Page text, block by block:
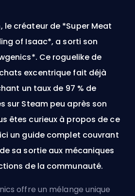
le créateur de *Super Meat
of Isaac*, a sorti son
Ce roguelike de
excentrique fait déjà
un taux de 97 % de
sur Steam peu après son
êtes curieux à propos de ce
un guide complet couvrant
sa sortie aux mécaniques
de la communauté.
offre un mélange unique